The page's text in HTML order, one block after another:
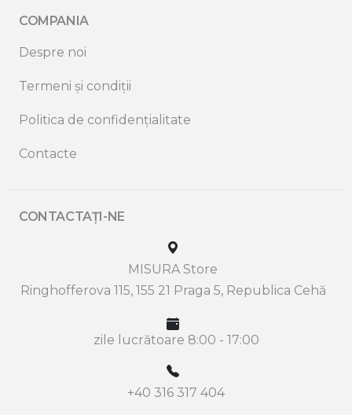
COMPANIA
Despre noi
Termeni și condiții
Politica de confidențialitate
Contacte
CONTACTAȚI-NE
MISURA Store
Ringhofferova 115, 155 21 Praga 5, Republica Cehă
zile lucrătoare 8:00 - 17:00
+40 316 317 404